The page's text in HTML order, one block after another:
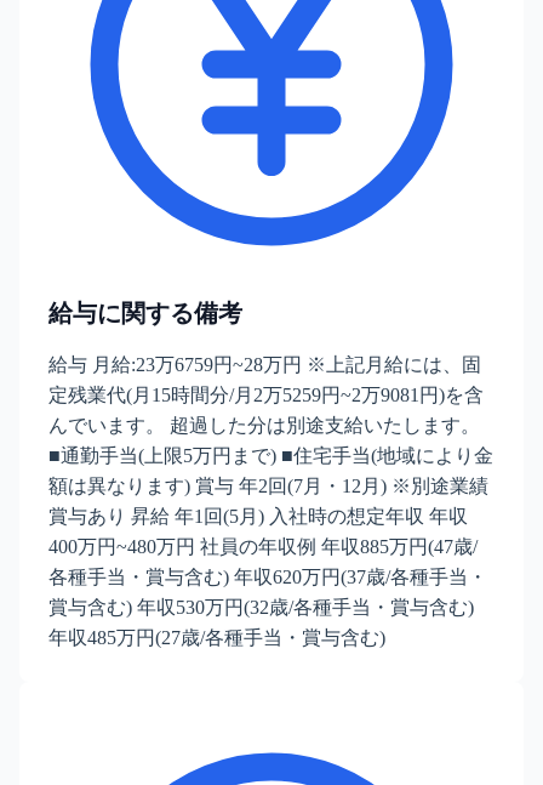
給与に関する備考
給与 月給:23万6759円~28万円 ※上記月給には、固
定残業代(月15時間分/月2万5259円~2万9081円)を含
んでいます。 超過した分は別途支給いたします。
■通勤手当(上限5万円まで) ■住宅手当(地域により金
額は異なります) 賞与 年2回(7月・12月) ※別途業績
賞与あり 昇給 年1回(5月) 入社時の想定年収 年収
400万円~480万円 社員の年収例 年収885万円(47歳/
各種手当・賞与含む) 年収620万円(37歳/各種手当・
賞与含む) 年収530万円(32歳/各種手当・賞与含む)
年収485万円(27歳/各種手当・賞与含む)